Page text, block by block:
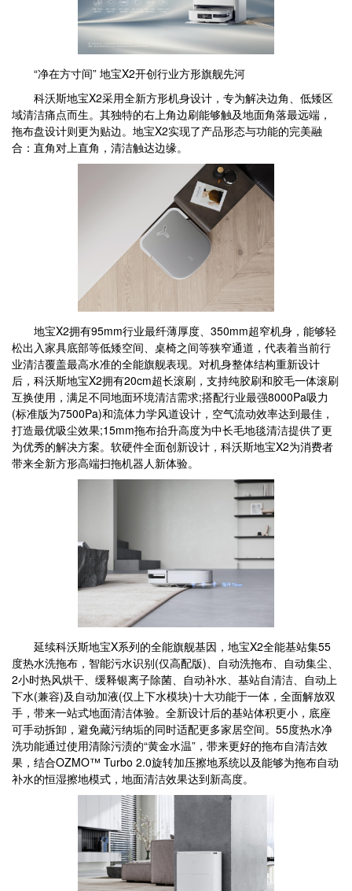
“净在方寸间” 地宝X2开创行业方形旗舰先河
科沃斯地宝X2采用全新方形机身设计，专为解决边角、低矮区
域清洁痛点而生。其独特的右上角边刷能够触及地面角落最远端，
拖布盘设计则更为贴边。地宝X2实现了产品形态与功能的完美融
合：直角对上直角，清洁触达边缘。
地宝X2拥有95mm行业最纤薄厚度、350mm超窄机身，能够轻
松出入家具底部等低矮空间、桌椅之间等狭窄通道，代表着当前行
业清洁覆盖最高水准的全能旗舰表现。对机身整体结构重新设计
后，科沃斯地宝X2拥有20cm超长滚刷，支持纯胶刷和胶毛一体滚刷
互换使用，满足不同地面环境清洁需求;搭配行业最强8000Pa吸力
(标准版为7500Pa)和流体力学风道设计，空气流动效率达到最佳，
打造最优吸尘效果;15mm拖布抬升高度为中长毛地毯清洁提供了更
为优秀的解决方案。软硬件全面创新设计，科沃斯地宝X2为消费者
带来全新方形高端扫拖机器人新体验。
延续科沃斯地宝X系列的全能旗舰基因，地宝X2全能基站集55
度热水洗拖布，智能污水识别(仅高配版)、自动洗拖布、自动集尘、
2小时热风烘干、缓释银离子除菌、自动补水、基站自清洁、自动上
下水(兼容)及自动加液(仅上下水模块)十大功能于一体，全面解放双
手，带来一站式地面清洁体验。全新设计后的基站体积更小，底座
可手动拆卸，避免藏污纳垢的同时适配更多家居空间。55度热水净
洗功能通过使用清除污渍的“黄金水温”，带来更好的拖布自清洁效
果，结合OZMO™ Turbo 2.0旋转加压擦地系统以及能够为拖布自动
补水的恒湿擦地模式，地面清洁效果达到新高度。